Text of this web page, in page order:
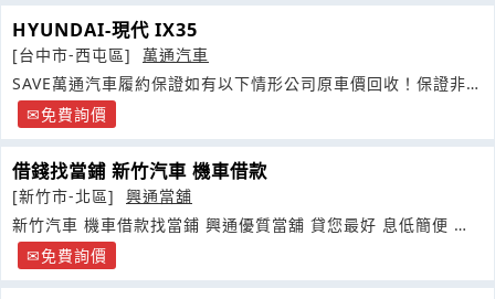
HYUNDAI-現代 IX35
[台中市-西屯區]
萬通汽車
SAVE萬通汽車履約保證如有以下情形公司原車價回收！保證非事
故車免費詢價
借錢找當鋪 新竹汽車 機車借款
[新竹市-北區]
興通當舖
新竹汽車 機車借款找當鋪 興通優質當舖 貸您最好 息低簡便 當
日撥款免費詢價